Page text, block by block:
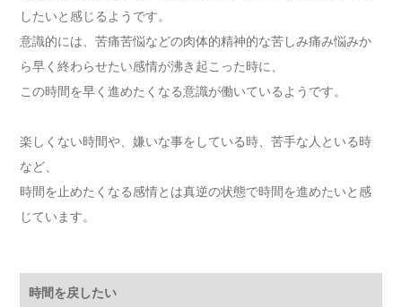
したいと感じるようです。
意識的には、苦痛苦悩などの肉体的精神的な苦しみ痛み悩みか
ら早く終わらせたい感情が沸き起こった時に、
この時間を早く進めたくなる意識が働いているようです。
楽しくない時間や、嫌いな事をしている時、苦手な人といる時
など、
時間を止めたくなる感情とは真逆の状態で時間を進めたいと感
じています。
時間を戻したい